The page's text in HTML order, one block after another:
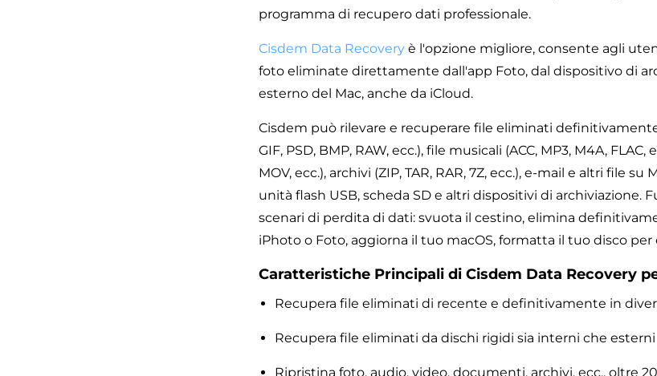
programma di recupero dati professionale.
Cisdem Data Recoveryè l'opzione migliore, consente agli
foto eliminate direttamente dall'app Foto, dal dispositivo di
esterno del Mac, anche da iCloud.
Cisdem può rilevare e recuperare file eliminati
GIF, PSD, BMP, RAW, ecc.), file musicali (ACC, MP3, M4A, FLAC,
MOV, ecc.), archivi (ZIP, TAR, RAR, 7Z, ecc.), e-mail e altri file
unità flash USB, scheda SD e altri dispositivi di archiviazione.
scenari di perdita di dati: svuota il cestino, elimina
iPhoto o Foto, aggiorna il tuo macOS, formatta il tuo disco per
Caratteristiche Principali di Cisdem Data Recovery
Recupera file eliminati di recente e definitivamente in
Recupera file eliminati da dischi rigidi sia interni che esterni
Ripristina foto, audio, video, documenti, archivi, ecc., oltre